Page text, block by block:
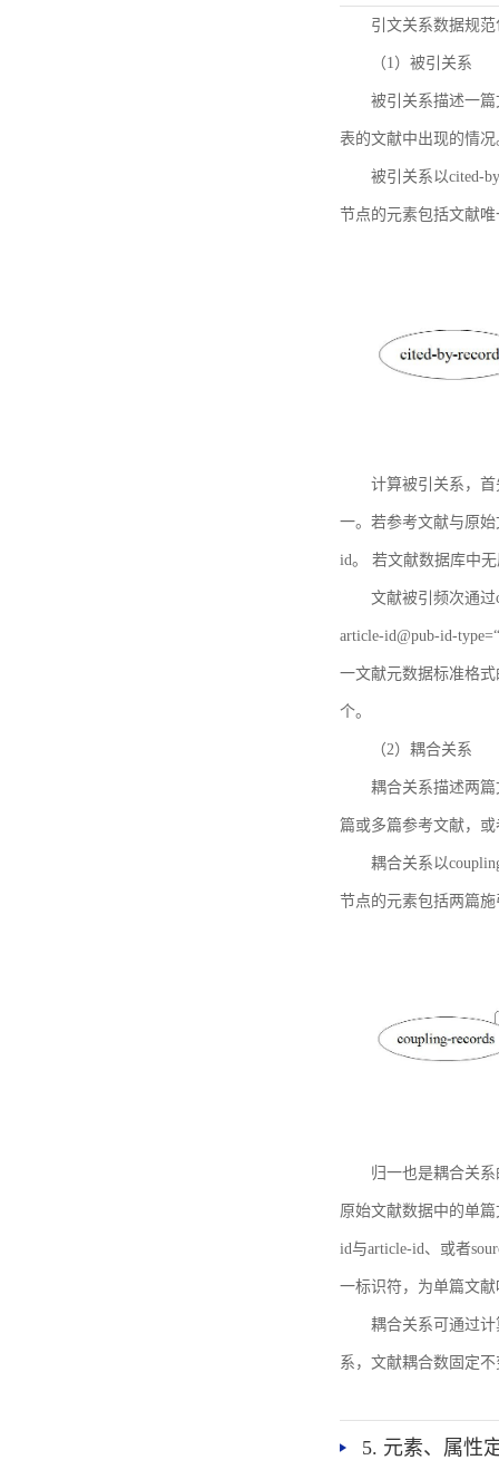
引文关系数据规
（1）被引关系
被引关系描述一
表的文献中出现的情况
被引关系以cited-
节点的元素包括文献
计算被引关系，
一。若参考文献与原
id。 若文献数据库中
文献被引频次通
article-id@pub-id-
一文献元数据标准格
个。
（2）耦合关系
耦合关系描述两
篇或多篇参考文献，
耦合关系以
节点的元素包括两篇
归一也是耦合关
原始文献数据中的单篇
id与article-id、或者
一标识符，为单篇文
耦合关系可通过
系，文献耦合数固定不
5. 元素、属性